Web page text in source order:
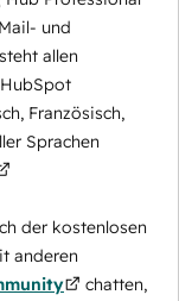
und
allen
Französisch,
Sprachen
der kostenlosen
anderen
chatten,